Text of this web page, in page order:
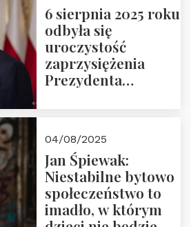
6 sierpnia 2025 roku
odbyła się
uroczystość
zaprzysiężenia
Prezydenta
Nawrockiego
04/08/2025
Jan Śpiewak:
Niestabilne bytowo
społeczeństwo to
imadło, w którym